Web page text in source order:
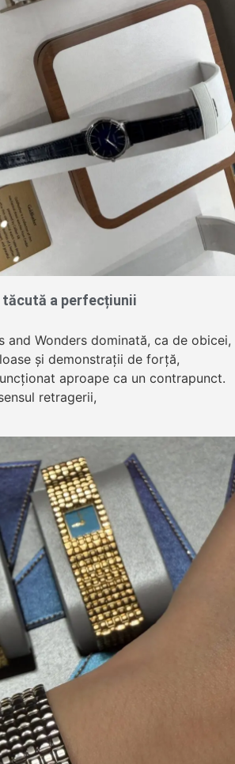
tăcută a perfecțiunii
and Wonders dominată, ca de obicei,
și demonstrații de forță,
aproape ca un contrapunct.
retragerii,